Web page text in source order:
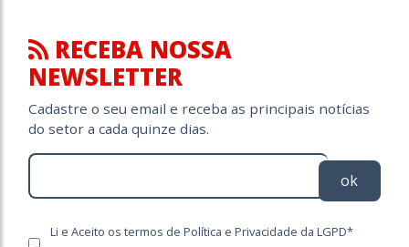
RECEBA NOSSA
NEWSLETTER
Cadastre o seu email e receba as principais notícias
do setor a cada quinze dias.
ok
Li e Aceito os termos de Política e Privacidade da LGPD*